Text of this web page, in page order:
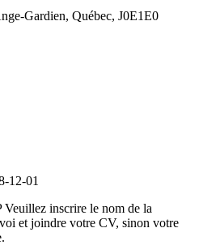
Gardien, Québec, J0E1E0
12-01
inscrire le nom de la
et joindre votre CV, sinon votre